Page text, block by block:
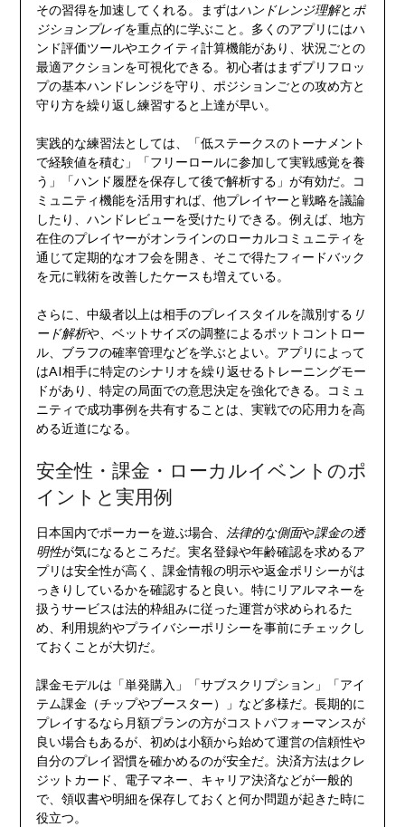
その習得を加速してくれる。まずはハンドレンジ理解と ポ
ジションプレイを重点的に学ぶこと。多くのアプリにはハ
ンド評価ツールやエクイティ計算機能があり、状況ごとの
最適アクションを可視化できる。初心者はまずプリフロッ
プの基本ハンドレンジを守り、ポジションごとの攻め方と
守り方を繰り返し練習すると上達が早い。
実践的な練習法としては、「低ステークスのトーナメント
で経験値を積む」「フリーロールに参加して実戦感覚を養
う」「ハンド履歴を保存して後で解析する」が有効だ。コ
ミュニティ機能を活用すれば、他プレイヤーと戦略を議論
したり、ハンドレビューを受けたりできる。例えば、地方
在住のプレイヤーがオンラインのローカルコミュニティを
通じて定期的なオフ会を開き、そこで得たフィードバック
を元に戦術を改善したケースも増えている。
さらに、中級者以上は相手のプレイスタイルを識別する リ
ード解析や、ベットサイズの調整によるポットコントロー
ル、ブラフの確率管理などを学ぶとよい。アプリによって
はAI相手に特定のシナリオを繰り返せるトレーニングモー
ドがあり、特定の局面での意思決定を強化できる。コミュ
ニティで成功事例を共有することは、実戦での応用力を高
める近道になる。
安全性・課金・ローカルイベントのポ
イントと実用例
日本国内でポーカーを遊ぶ場合、 法律的な側面や課金の透
明性が気になるところだ。実名登録や年齢確認を求めるア
プリは安全性が高く、課金情報の明示や返金ポリシーがは
っきりしているかを確認すると良い。特にリアルマネーを
扱うサービスは法的枠組みに従った運営が求められるた
め、利用規約やプライバシーポリシーを事前にチェックし
ておくことが大切だ。
課金モデルは「単発購入」「サブスクリプション」「アイ
テム課金（チップやブースター）」など多様だ。長期的に
プレイするなら月額プランの方がコストパフォーマンスが
良い場合もあるが、初めは小額から始めて運営の信頼性や
自分のプレイ習慣を確かめるのが安全だ。決済方法はクレ
ジットカード、電子マネー、キャリア決済などが一般的
で、領収書や明細を保存しておくと何か問題が起きた時に
役立つ。